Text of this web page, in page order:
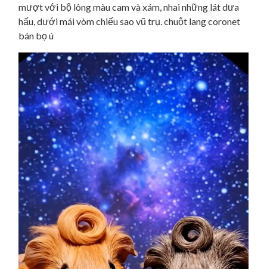
mượt với bộ lông màu cam và xám, nhai những lát dưa
hấu, dưới mái vòm chiếu sao vũ trụ. chuột lang coronet
bán bọ ú